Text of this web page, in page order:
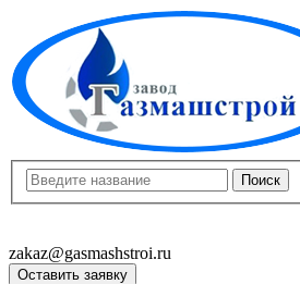
zakaz@gasmashstroi.ru
Оставить заявку